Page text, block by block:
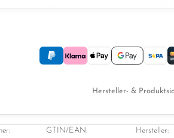
Hersteller- &
GTIN/EAN: Hersteller: